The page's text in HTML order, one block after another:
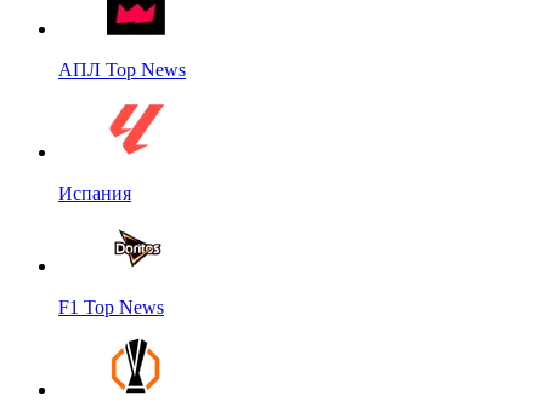
АПЛ Top News
Испания
F1 Top News